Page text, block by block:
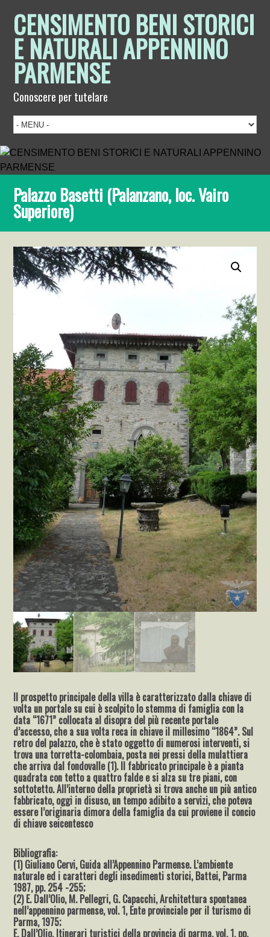
CENSIMENTO BENI STORICI
E NATURALI APPENNINO
PARMENSE
Conoscere per tutelare
Palazzo Basetti (Palanzano, loc. Vairo
Superiore)
Il prospetto principale della villa è caratterizzato dalla chiave di
volta un portale su cui è scolpito lo stemma di famiglia con la
data “1671” collocata al disopra del più recente portale
d’accesso, che a sua volta reca in chiave il millesimo “1864”. Sul
retro del palazzo, che è stato oggetto di numerosi interventi, si
trova una torretta-colombaia, posta nei pressi della mulattiera
che arriva dal fondovalle (1). Il fabbricato principale è a pianta
quadrata con tetto a quattro falde e si alza su tre piani, con
sottotetto. All’interno della proprietà si trova anche un più antico
fabbricato, oggi in disuso, un tempo adibito a servizi, che poteva
essere l’originaria dimora della famiglia da cui proviene il concio
di chiave seicentesco
Bibliografia:
(1) Giuliano Cervi, Guida all’Appennino Parmense. L’ambiente
naturale ed i caratteri degli insedimenti storici, Battei, Parma
1987, pp. 254 -255;
(2) E. Dall’Olio, M. Pellegri, G. Capacchi, Architettura spontanea
nell’appennino parmense, vol. 1, Ente provinciale per il turismo di
Parma, 1975;
E. Dall’Olio, Itinerari turistici della provincia di parma, vol. 1, pp.